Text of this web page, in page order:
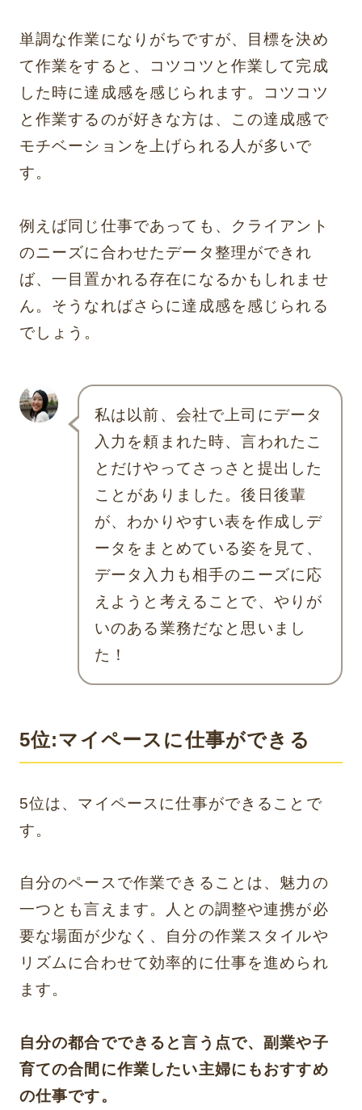
単調な作業になりがちですが、目標を決め
て作業をすると、コツコツと作業して完成
した時に達成感を感じられます。コツコツ
と作業するのが好きな方は、この達成感で
モチベーションを上げられる人が多いで
す。
例えば同じ仕事であっても、クライアント
のニーズに合わせたデータ整理ができれ
ば、一目置かれる存在になるかもしれませ
ん。そうなればさらに達成感を感じられる
でしょう。
私は以前、会社で上司にデータ
入力を頼まれた時、言われたこ
とだけやってさっさと提出した
ことがありました。後日後輩
が、わかりやすい表を作成しデ
ータをまとめている姿を見て、
データ入力も相手のニーズに応
えようと考えることで、やりが
いのある業務だなと思いまし
た！
5位:マイペースに仕事ができる
5位は、マイペースに仕事ができることで
す。
自分のペースで作業できることは、魅力の
一つとも言えます。人との調整や連携が必
要な場面が少なく、自分の作業スタイルや
リズムに合わせて効率的に仕事を進められ
ます。
自分の都合でできると言う点で、副業や子
育ての合間に作業したい主婦にもおすすめ
の仕事です。